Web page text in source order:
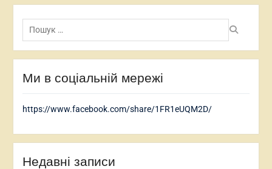
Пошук:
Ми в соціальній мережі
https://www.facebook.com/share/1FR1eUQM2D/
Недавні записи